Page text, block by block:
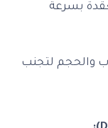
بسرعة
والحجم لتجنب